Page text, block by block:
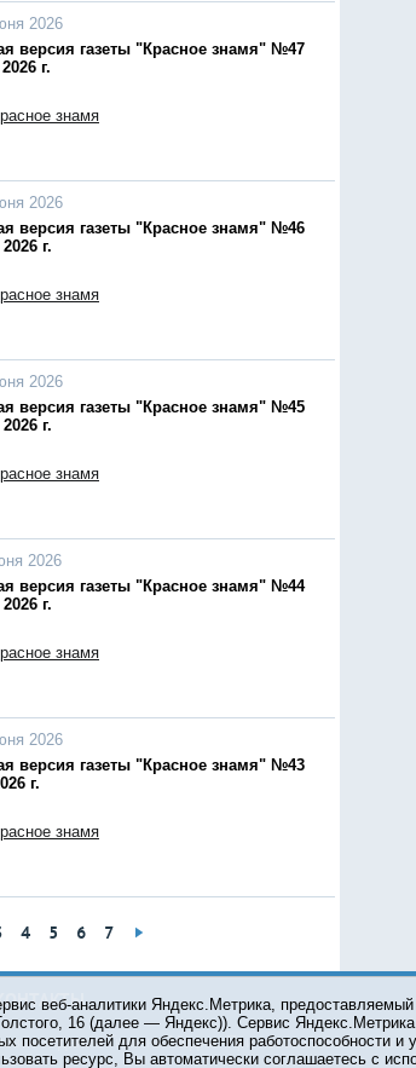
2026
версия газеты "Красное знамя" №47
г.
знамя
2026
версия газеты "Красное знамя" №46
г.
знамя
2026
версия газеты "Красное знамя" №45
г.
знамя
2026
версия газеты "Красное знамя" №44
г.
знамя
2026
версия газеты "Красное знамя" №43
г.
знамя
4 5 6 7
издание Тюмень Медиа. При использовании
веб-аналитики Яндекс.Метрика,
16 (далее — Яндекс)). Сервис
посетителей для обеспечения работоспособности и
ресурс, Вы автоматически соглашаетесь с